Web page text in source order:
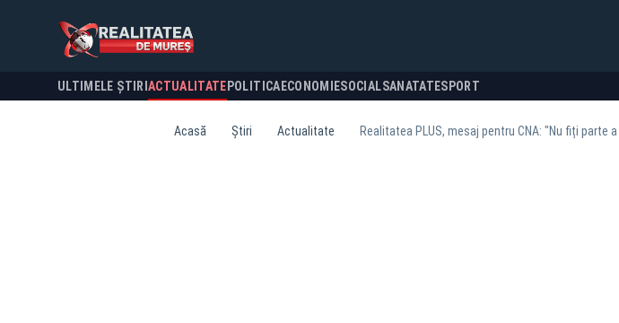
ULTIMELE ȘTIRI ACTUALITATE POLITICA ECONOMIESOCIALSANATATESPORT
Acasă Știri Actualitate